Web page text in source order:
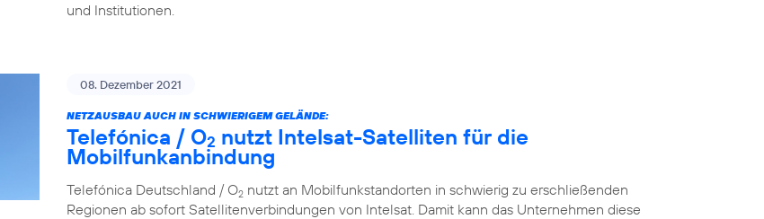
und Institutionen.
08. Dezember 2021
NETZAUSBAU AUCH IN SCHWIERIGEM GELÄNDE:
Telefónica / O2 nutzt Intelsat-Satelliten für die
Mobilfunkanbindung
Telefónica Deutschland / O2 nutzt an Mobilfunkstandorten in schwierig zu erschließenden
Regionen ab sofort Satellitenverbindungen von Intelsat. Damit kann das Unternehmen diese